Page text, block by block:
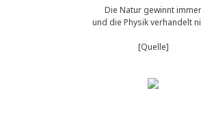
Die Natur gewinnt immer
und die Physik verhandelt
[Quelle]